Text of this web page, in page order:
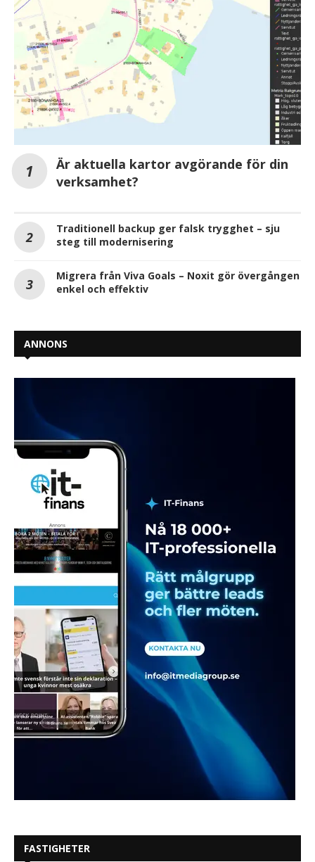
Är aktuella kartor avgörande för din
verksamhet?
Traditionell backup ger falsk trygghet – sju
steg till modernisering
Migrera från Viva Goals – Noxit gör övergången
enkel och effektiv
ANNONS
FASTIGHETER